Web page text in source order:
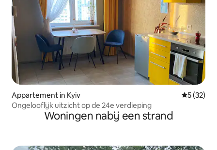
Appartement in Kyiv
5 (32)
Ongelooflijk uitzicht op de 24e verdieping
Woningen nabij een strand